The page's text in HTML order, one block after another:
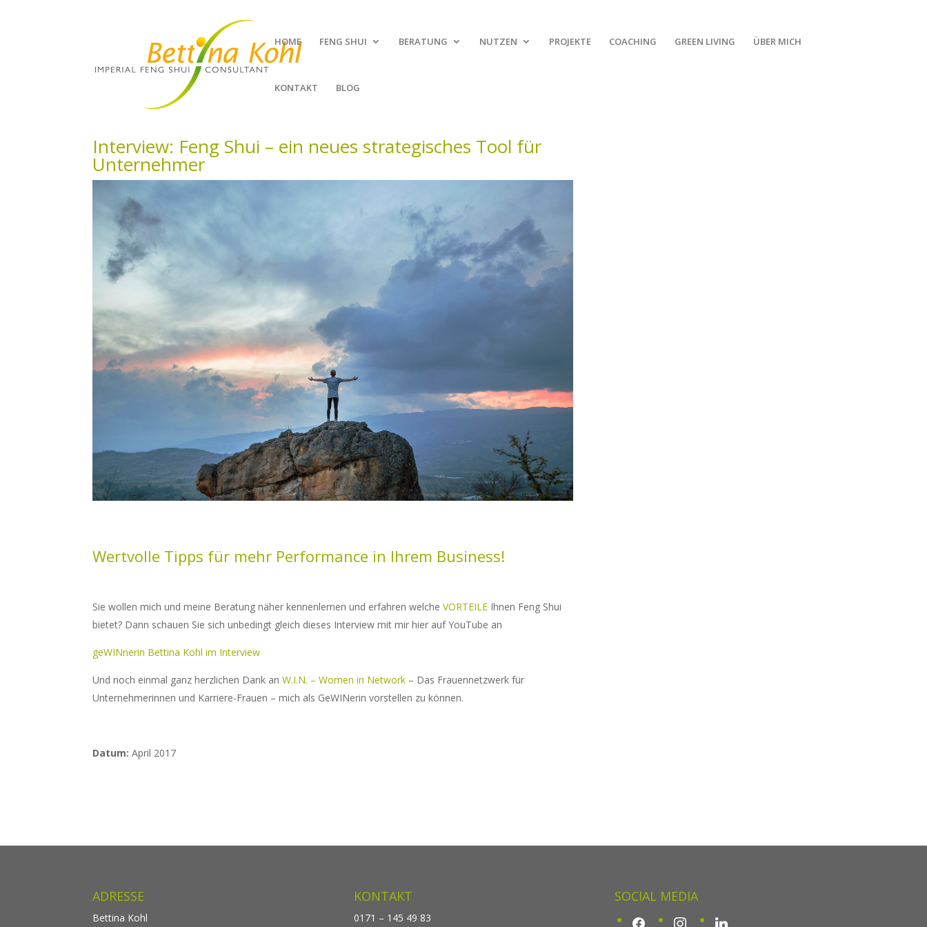
HOME FENG SHUI BERATUNG NUTZEN PROJEKTE COACHING GREEN LIVING ÜBER MICH
KONTAKT BLOG
Interview: Feng Shui – ein neues strategisches Tool für
Unternehmer
Wertvolle Tipps für mehr Performance in Ihrem Business!
Sie wollen mich und meine Beratung näher kennenlernen und erfahren welcheVORTEILE Ihnen Feng Shui
bietet? Dann schauen Sie sich unbedingt gleich dieses Interview mit mir hier auf YouTube an
geWINnerin Bettina Kohl im Interview
Und noch einmal ganz herzlichen Dank an W.I.N. – Women in Network – Das Frauen­netzwerk für
Unternehmerinnen und Karriere-Frauen – mich als GeWINerin vorstellen zu können.
Datum: April 2017
ADRESSE
Bettina Kohl
KONTAKT
0171 – 145 49 83
SOCIAL MEDIA
facebook instagram linkedin